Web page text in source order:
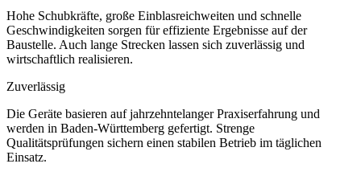
Hohe Schubkräfte, große Einblasreichweiten und schnelle
Geschwindigkeiten sorgen für effiziente Ergebnisse auf der
Baustelle. Auch lange Strecken lassen sich zuverlässig und
wirtschaftlich realisieren.
Zuverlässig
Die Geräte basieren auf jahrzehntelanger Praxiserfahrung und
werden in Baden-Württemberg gefertigt. Strenge
Qualitätsprüfungen sichern einen stabilen Betrieb im täglichen
Einsatz.